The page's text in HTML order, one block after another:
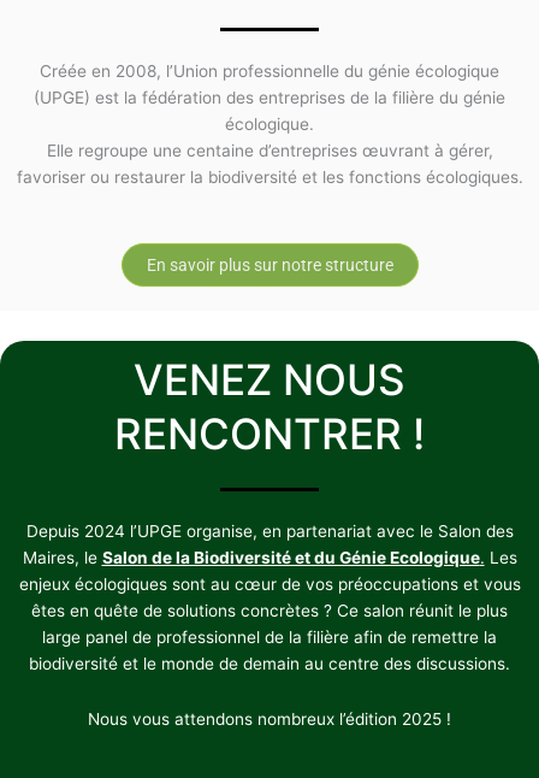
Créée en 2008, l’Union professionnelle du génie écologique
(UPGE) est la fédération des entreprises de la filière du génie
écologique.
Elle regroupe une centaine d’entreprises œuvrant à gérer,
favoriser ou restaurer la biodiversité et les fonctions écologiques.
En savoir plus sur notre structure
VENEZ NOUS
RENCONTRER !
Depuis 2024 l’UPGE organise, en partenariat avec le Salon des
Maires, le Salon de la Biodiversité et du Génie Ecologique. Les
enjeux écologiques sont au cœur de vos préoccupations et vous
êtes en quête de solutions concrètes ? Ce salon réunit le plus
large panel de professionnel de la filière afin de remettre la
biodiversité et le monde de demain au centre des discussions.
Nous vous attendons nombreux l’édition 2025 !